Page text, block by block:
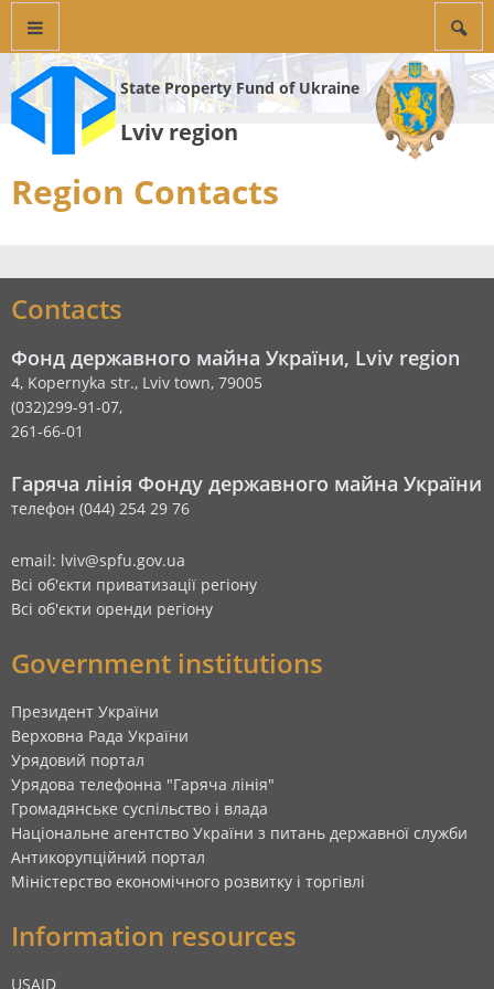
State Property Fund of Ukraine
Lviv region
Region Contacts
Contacts
Фонд державного майна України, Lviv region
4, Kopernyka str., Lviv town, 79005
(032)299-91-07,
261-66-01
Гаряча лінія Фонду державного майна України
телефон (044) 254 29 76
email: lviv@spfu.gov.ua
Всі об'єкти приватизації регіону
Всі об'єкти оренди регіону
Government institutions
Президент України
Верховна Рада України
Урядовий портал
Урядова телефонна "Гаряча лінія"
Громадянське суспільство і влада
Національне агентство України з питань державної служби
Антикорупційний портал
Міністерство економічного розвитку і торгівлі
Information resources
USAID